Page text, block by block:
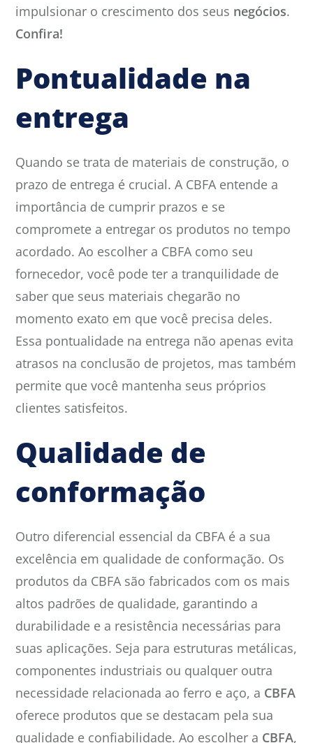
impulsionar o crescimento dos seus negócios.
Confira!
Pontualidade na
entrega
Quando se trata de materiais de construção, o
prazo de entrega é crucial. A CBFA entende a
importância de cumprir prazos e se
compromete a entregar os produtos no tempo
acordado. Ao escolher a CBFA como seu
fornecedor, você pode ter a tranquilidade de
saber que seus materiais chegarão no
momento exato em que você precisa deles.
Essa pontualidade na entrega não apenas evita
atrasos na conclusão de projetos, mas também
permite que você mantenha seus próprios
clientes satisfeitos.
Qualidade de
conformação
Outro diferencial essencial da CBFA é a sua
excelência em qualidade de conformação. Os
produtos da CBFA são fabricados com os mais
altos padrões de qualidade, garantindo a
durabilidade e a resistência necessárias para
suas aplicações. Seja para estruturas metálicas,
componentes industriais ou qualquer outra
necessidade relacionada ao ferro e aço, a CBFA
oferece produtos que se destacam pela sua
qualidade e confiabilidade. Ao escolher a CBFA,